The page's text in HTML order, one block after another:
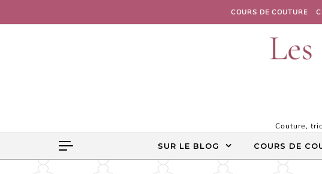
COURS DE COUTURE
Couture,
SUR LE BLOG COURS DE